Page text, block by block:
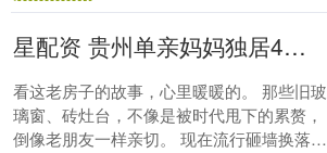
星配资 贵州单亲妈妈独居41年老房，装修家具老旧却别有韵味
看这老房子的故事，心里暖暖的。 那些旧玻
璃窗、砖灶台，不像是被时代甩下的累赘，
倒像老朋友一样亲切。 现在流行砸墙换落地